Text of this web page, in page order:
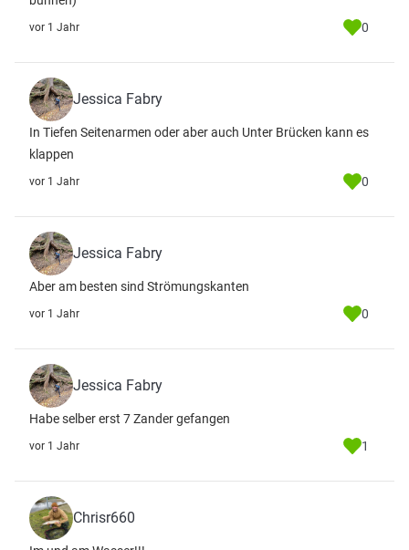
vor 1 Jahr 0
Jessica Fabry
In Tiefen Seitenarmen oder aber auch Unter Brücken kann es
klappen
vor 1 Jahr 0
Jessica Fabry
Aber am besten sind Strömungskanten
vor 1 Jahr 0
Jessica Fabry
Habe selber erst 7 Zander gefangen
vor 1 Jahr 1
Chrisr660